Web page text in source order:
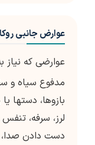
عوارض جانبی
عوارضی که نیاز
مدفوع سیاه و
بازوها، دستها
لرز، سرفه،
دست دادن صدا،